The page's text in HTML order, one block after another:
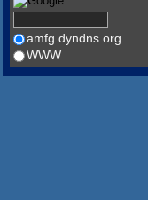
amfg.dyndns.org
WWW